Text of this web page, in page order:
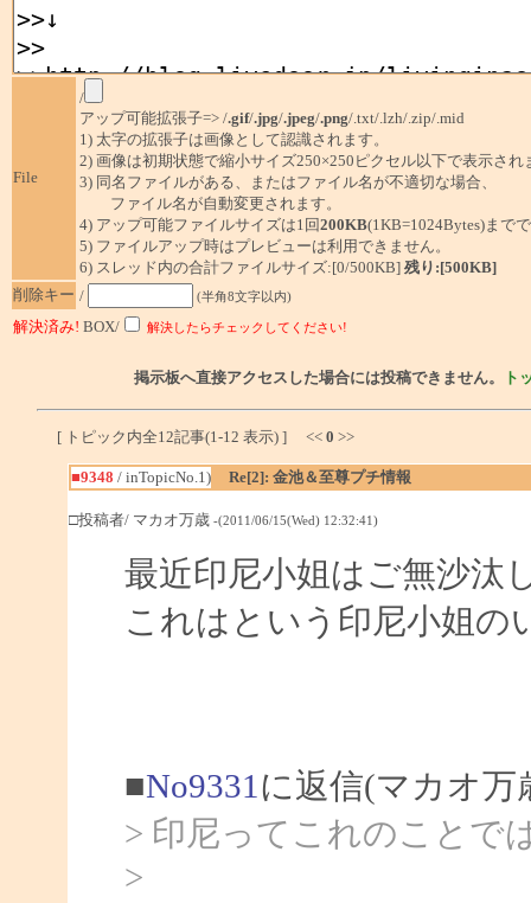
File
/
アップ可能拡張子=> /.gif/.jpg/.jpeg/.png/.txt/.lzh/.zip/.mid
1) 太字の拡張子は画像として認識されます。
2) 画像は初期状態で縮小サイズ250×250ピクセル以下で表示され
3) 同名ファイルがある、またはファイル名が不適切な場合、
ファイル名が自動変更されます。
4) アップ可能ファイルサイズは1回200KB(1KB=1024Bytes)まで
5) ファイルアップ時はプレビューは利用できません。
6) スレッド内の合計ファイルサイズ:[0/500KB] 残り:[500KB]
削除キー / (半角8文字以内)
解決済み! BOX/ 解決したらチェックしてください!
掲示板へ直接アクセスした場合には投稿できません。 ト
[ トピック内全12記事(1-12 表示) ] << 0 >>
■9348 / inTopicNo.1) Re[2]: 金池＆至尊プチ情報
□投稿者/ マカオ万歳 -(2011/06/15(Wed) 12:32:41)
最近印尼小姐はご無沙汰
これはという印尼小姐の
■No9331 に返信(マカオ万
> 印尼ってこれのことで
>